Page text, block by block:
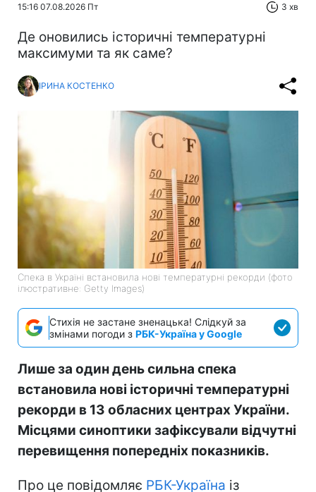
15:16 07.08.2026 Пт 3 хв
Де оновились історичні температурні
максимуми та як саме?
ІРИНА КОСТЕНКО
Спека в Україні встановила нові температурні рекорди (фото
ілюстративне: Getty Images)
Стихія не застане зненацька! Слідкуй за
змінами погоди з РБК-Україна у Google
Лише за один день сильна спека
встановила нові історичні температурні
рекорди в 13 обласних центрах України.
Місцями синоптики зафіксували відчутні
перевищення попередніх показників.
Про це повідомляє РБК-Україна із